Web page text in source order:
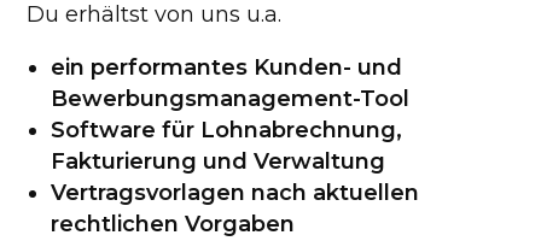
Du erhältst von uns u.a.
ein performantes Kunden- und
Bewerbungsmanagement-Tool
Software für Lohnabrechnung,
Fakturierung und Verwaltung
Vertragsvorlagen nach aktuellen
rechtlichen Vorgaben